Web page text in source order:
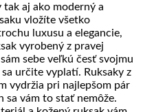
aj ako moderný a
vložíte všetko
luxusu a elegancie,
vyrobený z pravej
sebe veľkú česť svojmu
určite vyplatí. Ruksaky z
vydržia pri najlepšom pár
sa vám to stať nemôže.